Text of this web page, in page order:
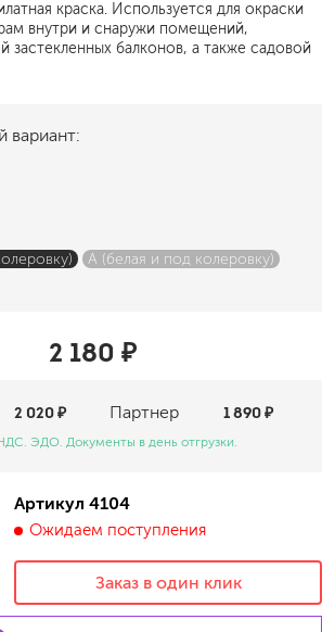
краска. Используется для окраски
внутри и снаружи помещений,
застекленных балконов, а также садовой
вариант:
А (белая и под колеровку)
2 180 ₽
Партнер
2 020 ₽ 1 890 ₽
ЭДО. Документы в день отгрузки.
Артикул 4104
Ожидаем поступления
Заказ в один клик